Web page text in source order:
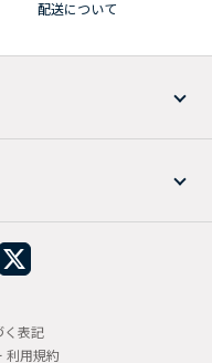
配送について
く表記
利用規約